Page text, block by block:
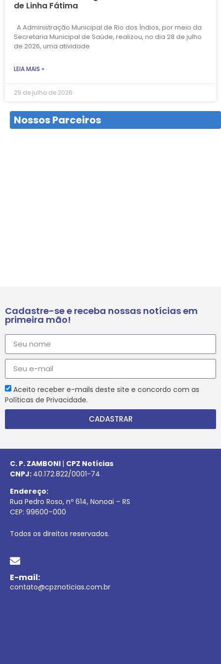
de Linha Fátima
A Administração Municipal de Rio dos Índios, por meio da
Secretaria Municipal de Saúde, realizou, no dia 28 de julho
de 2026, uma atividade
LEIA MAIS »
29 de julho de 2026
Nossos Parceiros
Cadastre-se e receba nossas notícias em
primeira mão!
Aceito receber e-mails deste site e concordo com as
Políticas de Privacidade.
CADASTRAR
C. P. ZAMBONI | CPZ Notícias
CNPJ: 40.172.822/0001-74
Endereço:
Rua Pedro Roso, nº 614, Nonoai – RS
CEP: 99600–000
Todos os direitos reservados.
E-mail:
contato@cpznoticias.com.br